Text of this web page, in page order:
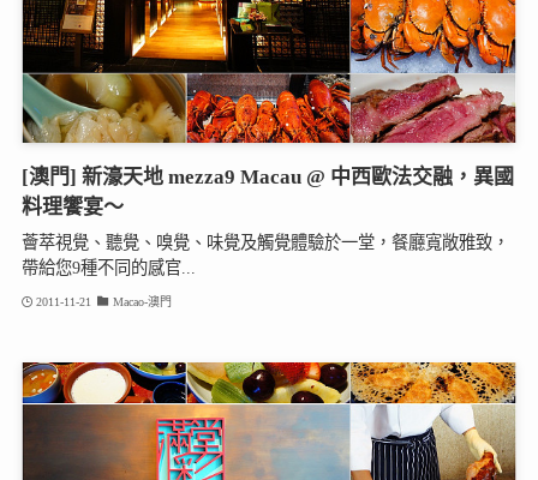
[澳門] 新濠天地 mezza9 Macau @ 中西歐法交融，異國
料理饗宴～
薈萃視覺、聽覺、嗅覺、味覺及觸覺體驗於一堂，餐廳寬敞雅致，
帶給您9種不同的感官...
2011-11-21 Macao-澳門